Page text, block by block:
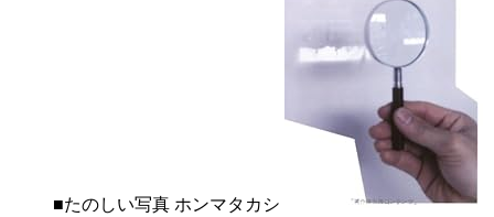
■たのしい写真 ホンマタカシ